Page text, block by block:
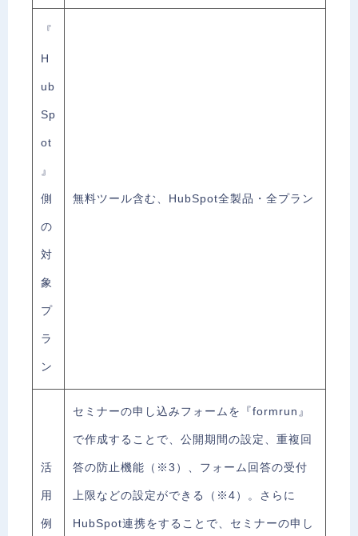
『
H
ub
Sp
ot
』
側
の
対
象
プ
ラ
ン
無料ツール含む、HubSpot全製品・全プラン
活
用
例
セミナーの申し込みフォームを『formrun』
で作成することで、公開期間の設定、重複回
答の防止機能（※3）、フォーム回答の受付
上限などの設定ができる（※4）。さらに
HubSpot連携をすることで、セミナーの申し